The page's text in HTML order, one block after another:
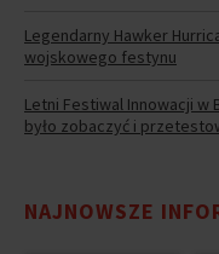
Legendarny Hawker
wojskowego festynu
Letni Festiwal Innowacji w
było zobaczyć i
NAJNOWSZE